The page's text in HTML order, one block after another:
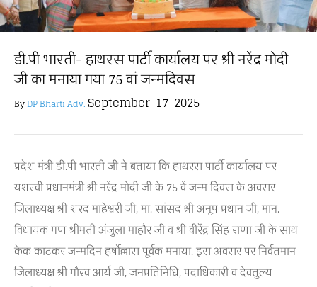
डी.पी भारती- हाथरस पार्टी कार्यालय पर श्री नरेंद्र मोदी
जी का मनाया गया 75 वां जन्मदिवस
ByDP Bharti Adv.September-17-2025
प्रदेश मंत्री डी.पी भारती जी ने बताया कि हाथरस पार्टी कार्यालय पर
यशस्वी प्रधानमंत्री श्री नरेंद्र मोदी जी के 75 वें जन्म दिवस के अवसर
जिलाध्यक्ष श्री शरद माहेश्वरी जी, मा. सांसद श्री अनूप प्रधान जी, मान.
विधायक गण श्रीमती अंजुला माहौर जी व श्री वीरेंद्र सिंह राणा जी के साथ
केक काटकर जन्मदिन हर्षोल्लास पूर्वक मनाया. इस अवसर पर निर्वतमान
जिलाध्यक्ष श्री गौरव आर्य जी, जनप्रतिनिधि, पदाधिकारी व देवतुल्य